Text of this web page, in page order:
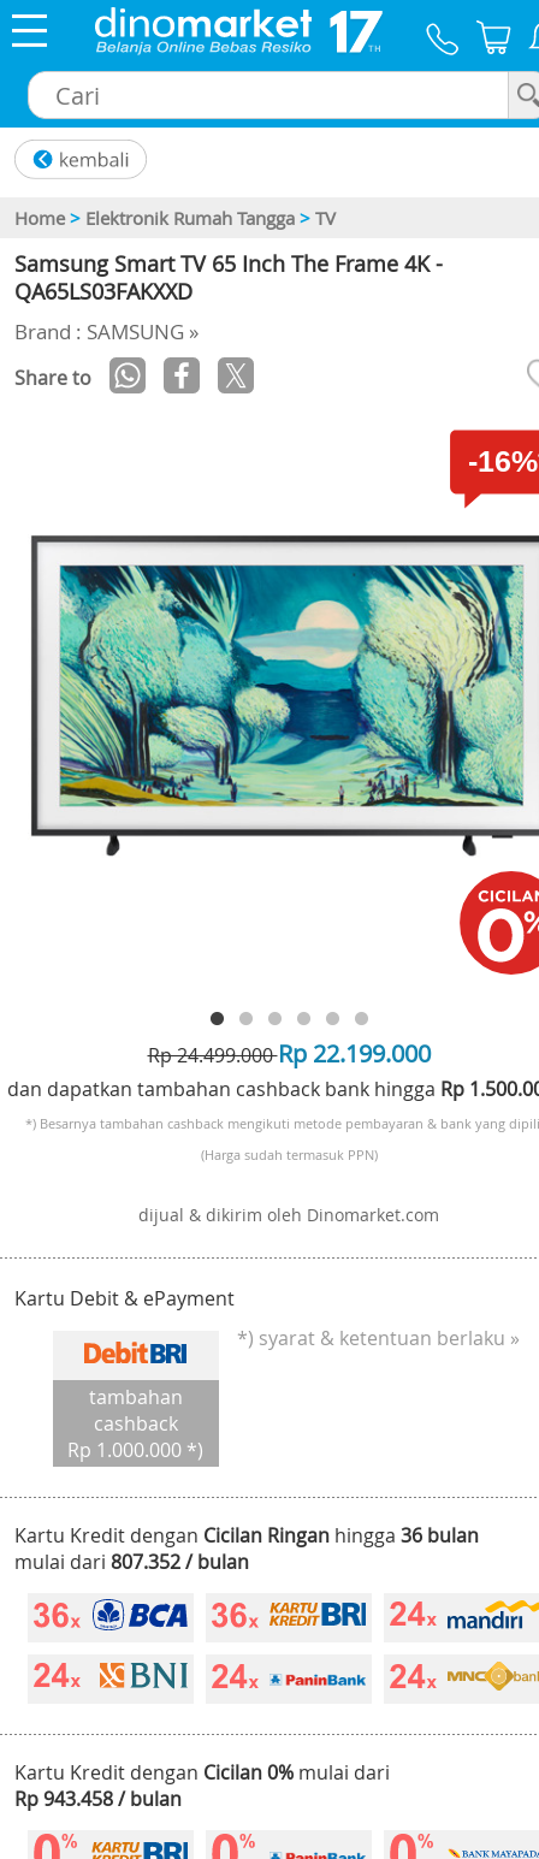
Home > Elektronik Rumah Tangga > TV
Samsung Smart TV 65 Inch The Frame 4K -
QA65LS03FAKXXD
Brand : SAMSUNG »
Share to
-
Rp 24.499.000Rp 22.199.000
dan dapatkan tambahan cashback bank hingga Rp
*) Besarnya tambahan cashback mengikuti metode pembayaran & bank yang
(Harga sudah termasuk PPN)
dijual & dikirim oleh Dinomarket.com
Kartu Debit & ePayment
tambahan
cashback
Rp 1.000.000 *)
*) syarat & ketentuan berlaku »
Kartu Kredit dengan Cicilan Ringan hingga 36 bulan
mulai dari 807.352 / bulan
Kartu Kredit dengan Cicilan 0% mulai dari
Rp 943.458 / bulan